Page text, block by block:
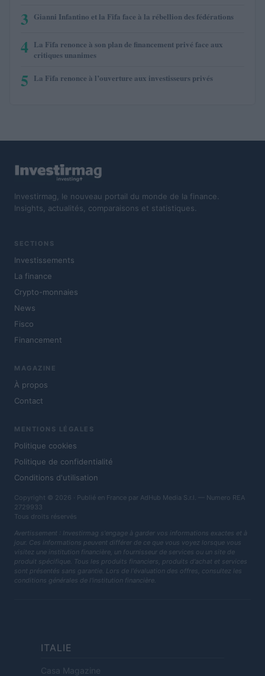
3 Gianni Infantino et la Fifa face à la rébellion des fédérations
4 La Fifa renonce à son plan de financement privé face aux
critiques unanimes
5 La Fifa renonce à l’ouverture aux investisseurs privés
Investirmag, le nouveau portail du monde de la finance.
Insights, actualités, comparaisons et statistiques.
SECTIONS
Investissements
La finance
Crypto-monnaies
News
Fisco
Financement
MAGAZINE
À propos
Contact
MENTIONS LÉGALES
Politique cookies
Politique de confidentialité
Conditions d'utilisation
Copyright © 2026 · Publié en France par AdHub Media S.r.l. — Numero REA
2729933
Tous droits réservés
Avertissement : Investirmag s'engage à garder vos informations exactes et à
jour. Ces informations peuvent différer de ce que vous voyez lorsque vous
visitez une institution financière, un fournisseur de services ou un site de
produit spécifique. Tous les produits financiers, produits d'achat et services
sont présentés sans garantie. Lors de l'évaluation des offres, consultez les
conditions générales de l'institution financière.
ITALIE
Casa Magazine